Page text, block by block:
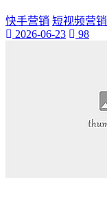
快手营销 短视频营销
2026-06-23
98